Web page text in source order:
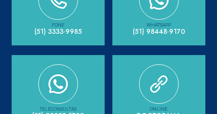
FONE
(51) 3333·9985
WHATSAPP
(51) 98448·9170
TELECONSULTAS ONLINE